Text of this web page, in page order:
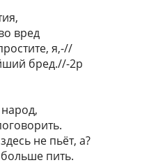
вред
я,-//
бред.//-2р
не пьёт, а?
пить.